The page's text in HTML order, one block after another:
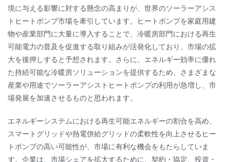
境に与える影響に対する懸念の高まりが、世界のソーラーアシス
トヒートポンプ市場を牽引しています。ヒートポンプを家庭用建
物や産業部門に大量に導入することで、冷暖房部門における再生
可能電力の普及を促進する取り組みが活発化しており、市場の拡
大を後押しすると予想されます。さらに、エネルギー効率に優れ
た持続可能な冷暖房ソリューションを提供するため、さまざまな
産業や用途でソーラーアシストヒートポンプの利用が急増し、市
場発展を加速させるものと思われます。
エネルギーシステムにおける再生可能エネルギーの割合を高め、
スマートグリッドや熱電併給グリッドの柔軟性を向上させるヒー
トポンプの高い可能性が、市場に有利な機会をもたらしていま
す。企業は、市場シェアを拡大するために、契約・協定、投資・